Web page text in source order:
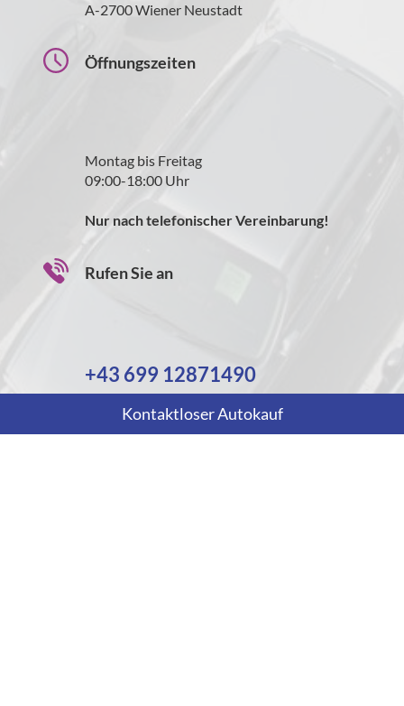
Kontaktloser Autokauf
A-2700 Wiener Neustadt
Öffnungszeiten
Montag bis Freitag
09:00-18:00 Uhr
Nur nach telefonischer Vereinbarung!
Rufen Sie an
+43 699 12871490
Wie können wir Ihnen helfen?